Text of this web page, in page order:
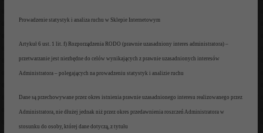
Prowadzenie statystyk i analiza ruchu w Sklepie Internetowym
Artykuł 6 ust. 1 lit. f) Rozporządzenia RODO (prawnie uzasadniony interes administratora) –
przetwarzanie jest niezbędne do celów wynikających z prawnie uzasadnionych interesów
Administratora – polegających na prowadzeniu statystyk i analizie ruchu
Dane są przechowywane przez okres istnienia prawnie uzasadnionego interesu realizowanego przez
Administratora, nie dłużej jednak niż przez okres przedawnienia roszczeń Administratora w
stosunku do osoby, której dane dotyczą, z tytułu